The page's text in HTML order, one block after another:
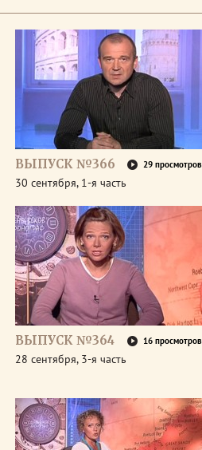
ВЫПУСК №366 29 просмотров
30 сентября, 1-я часть
ВЫПУСК №364 16 просмотров
28 сентября, 3-я часть